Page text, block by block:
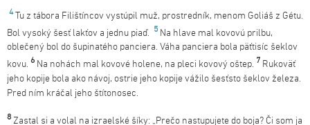
4 Tu z tábora Filištíncov vystúpil muž, prostredník, menom Goliáš z Gétu.
Bol vysoký šesť lakťov a jednu piaď. 5 Na hlave mal kovovú prilbu,
oblečený bol do šupinatého panciera. Váha panciera bola päťtisíc šeklov
kovu. 6 Na nohách mal kovové holene, na pleci kovový oštep. 7 Rukoväť
jeho kopije bola ako návoj, ostrie jeho kopije vážilo šesťsto šeklov železa.
Pred ním kráčal jeho štítonosec.
8 Zastal si a volal na izraelské šíky: „Prečo nastupujete do boja? Či som ja